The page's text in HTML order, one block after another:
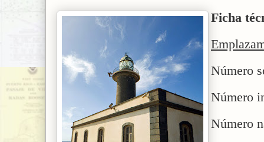
Ficha
Número
Número
Número